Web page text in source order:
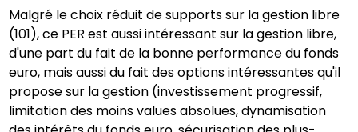
Malgré le choix réduit de supports sur la gestion libre
(101), ce PER est aussi intéressant sur la gestion libre,
d'une part du fait de la bonne performance du fonds
euro, mais aussi du fait des options intéressantes qu'il
propose sur la gestion (investissement progressif,
limitation des moins values absolues, dynamisation